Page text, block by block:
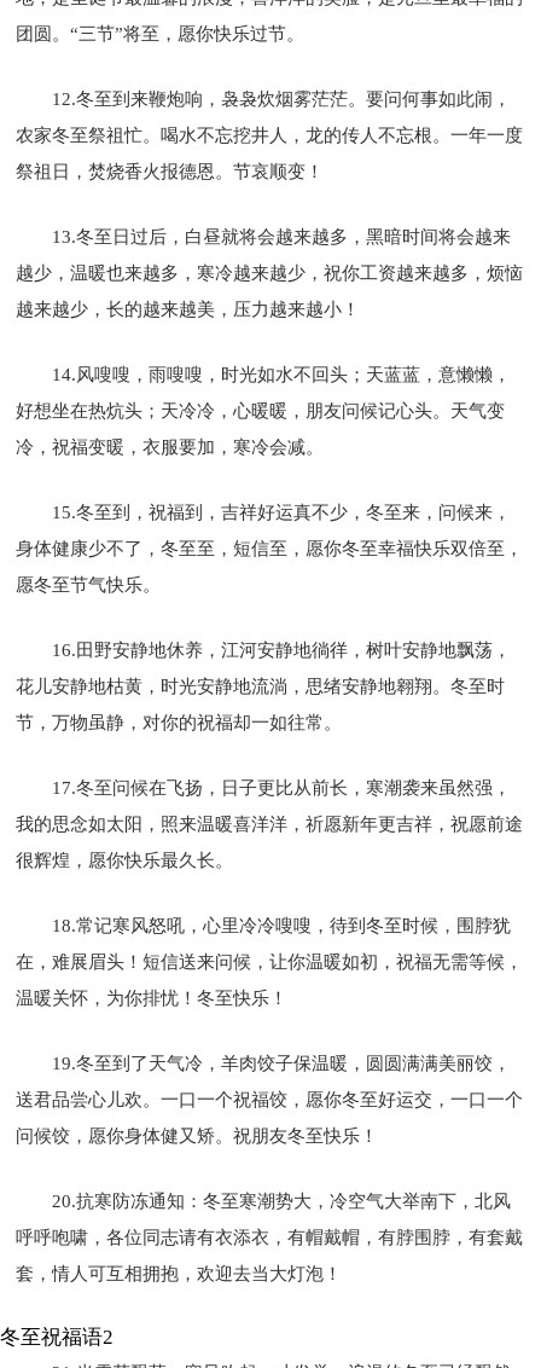
团圆。“三节”将至，愿你快乐过节。
12.冬至到来鞭炮响，袅袅炊烟雾茫茫。要问何事如此闹，
农家冬至祭祖忙。喝水不忘挖井人，龙的传人不忘根。一年一度
祭祖日，焚烧香火报德恩。节哀顺变！
13.冬至日过后，白昼就将会越来越多，黑暗时间将会越来
越少，温暖也来越多，寒冷越来越少，祝你工资越来越多，烦恼
越来越少，长的越来越美，压力越来越小！
14.风嗖嗖，雨嗖嗖，时光如水不回头；天蓝蓝，意懒懒，
好想坐在热炕头；天冷冷，心暖暖，朋友问候记心头。天气变
冷，祝福变暖，衣服要加，寒冷会减。
15.冬至到，祝福到，吉祥好运真不少，冬至来，问候来，
身体健康少不了，冬至至，短信至，愿你冬至幸福快乐双倍至，
愿冬至节气快乐。
16.田野安静地休养，江河安静地徜徉，树叶安静地飘荡，
花儿安静地枯黄，时光安静地流淌，思绪安静地翱翔。冬至时
节，万物虽静，对你的祝福却一如往常。
17.冬至问候在飞扬，日子更比从前长，寒潮袭来虽然强，
我的思念如太阳，照来温暖喜洋洋，祈愿新年更吉祥，祝愿前途
很辉煌，愿你快乐最久长。
18.常记寒风怒吼，心里冷冷嗖嗖，待到冬至时候，围脖犹
在，难展眉头！短信送来问候，让你温暖如初，祝福无需等候，
温暖关怀，为你排忧！冬至快乐！
19.冬至到了天气冷，羊肉饺子保温暖，圆圆满满美丽饺，
送君品尝心儿欢。一口一个祝福饺，愿你冬至好运交，一口一个
问候饺，愿你身体健又矫。祝朋友冬至快乐！
20.抗寒防冻通知：冬至寒潮势大，冷空气大举南下，北风
呼呼咆啸，各位同志请有衣添衣，有帽戴帽，有脖围脖，有套戴
套，情人可互相拥抱，欢迎去当大灯泡！
冬至祝福语2